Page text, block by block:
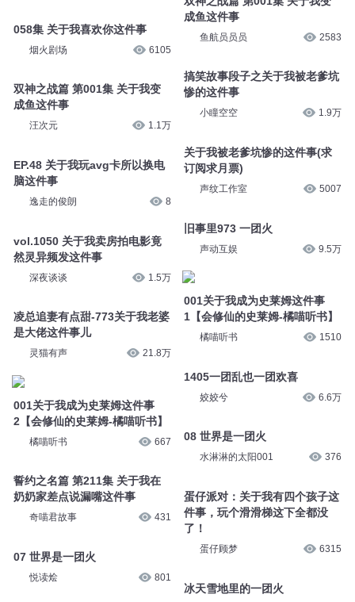
058集 关于我喜欢你这件事
烟火剧场 6105
双神之战篇 第001集 关于我变
成鱼这件事
汪次元 1.1万
EP.48 关于我玩avg卡所以换电
脑这件事
逸走的俊朗 8
vol.1050 关于我卖房拍电影竟
然灵异频发这件事
深夜谈谈 1.5万
凌总追妻有点甜-773关于我老婆
是大佬这件事儿
灵猫有声 21.8万
001关于我成为史莱姆这件事
2【会修仙的史莱姆-橘喵听书】
橘喵听书 667
誓约之名篇 第211集 关于我在
奶奶家差点说漏嘴这件事
奇喵君故事 431
07 世界是一团火
悦读烩 801
成鱼这件事
鱼航员员员 2583
搞笑故事段子之关于我被老爹坑
惨的这件事
小瞳空空 1.9万
关于我被老爹坑惨的这件事(求
订阅求月票)
声纹工作室 5007
旧事里973 一团火
声动互娱 9.5万
001关于我成为史莱姆这件事
1【会修仙的史莱姆-橘喵听书】
橘喵听书 1510
1405一团乱也一团欢喜
姣姣兮 6.6万
08 世界是一团火
水淋淋的太阳001 376
蛋仔派对：关于我有四个孩子这
件事，玩个滑滑梯这下全都没
了！
蛋仔顾梦 6315
冰天雪地里的一团火